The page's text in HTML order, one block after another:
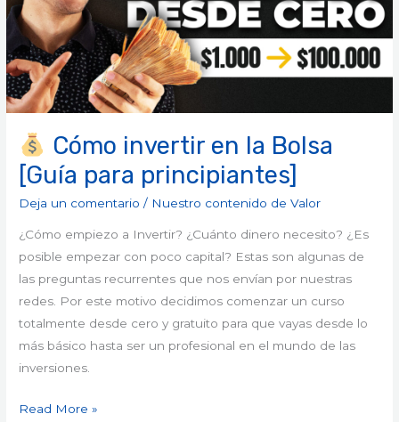
Cómo invertir en la Bolsa
[Guía para principiantes]
Deja un comentario / Nuestro contenido de Valor
¿Cómo empiezo a Invertir? ¿Cuánto dinero necesito? ¿Es
posible empezar con poco capital? Estas son algunas de
las preguntas recurrentes que nos envían por nuestras
redes. Por este motivo decidimos comenzar un curso
totalmente desde cero y gratuito para que vayas desde lo
más básico hasta ser un profesional en el mundo de las
inversiones.
Bolsa
[Guía
para
principiantes]
Read More »